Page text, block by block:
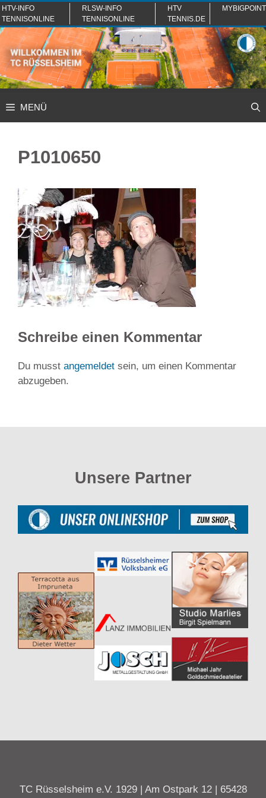
Zum
Inhalt
springen
HTV-INFO
TENNISONLINE
RLSW-INFO
TENNISONLINE
HTV
TENNIS.DE
MYBIGPOINT
MENÜ
P1010650
Schreibe einen Kommentar
Du musst angemeldet sein, um einen Kommentar
abzugeben.
Unsere Partner
TC Rüsselsheim e.V. 1929 | Am Ostpark 12 | 65428